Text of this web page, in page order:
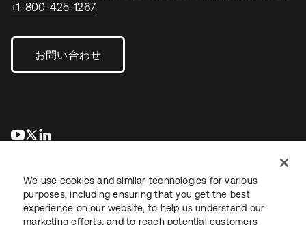
+1-800-425-1267.
お問い合わせ
新しいタブで開く
新しいタブで開く
We use cookies and similar technologies for various
purposes, including ensuring that you get the best
experience on our website, to help us understand our
marketing efforts, and to reach potential customers